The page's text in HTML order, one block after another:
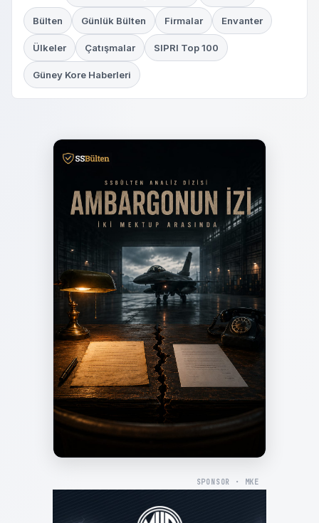
Bülten Günlük Bülten Firmalar Envanter
Ülkeler Çatışmalar SIPRI Top 100
Güney Kore Haberleri
SPONSOR · MKE